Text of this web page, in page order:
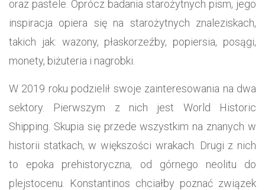
oraz pastele. Oprócz badania starożytnych pism, jego
inspiracja opiera się na starożytnych znaleziskach,
takich jak: wazony, płaskorzeźby, popiersia, posągi,
monety, biżuteria i nagrobki.
W 2019 roku podzielił swoje zainteresowania na dwa
sektory. Pierwszym z nich jest World Historic
Shipping. Skupia się przede wszystkim na znanych w
historii statkach, w większości wrakach. Drugi z nich
to epoka prehistoryczna, od górnego neolitu do
plejstocenu. Konstantinos chciałby poznać związek